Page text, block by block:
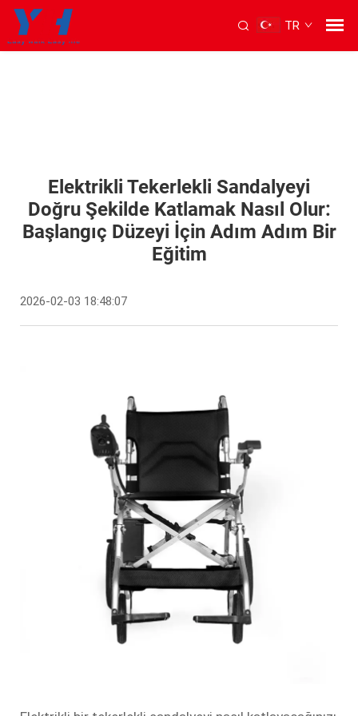
TR
Elektrikli Tekerlekli Sandalyeyi
Doğru Şekilde Katlamak Nasıl Olur:
Başlangıç Düzeyi İçin Adım Adım Bir
Eğitim
2026-02-03 18:48:07